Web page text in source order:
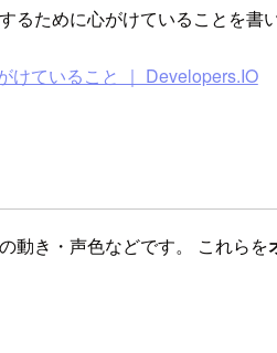
ために心がけていることを書
けていること ｜ Developers.IO
動き・声色などです。 これらを